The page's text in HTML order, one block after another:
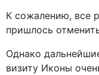
К сожалению, все
пришлось
Однако
визиту Иконы